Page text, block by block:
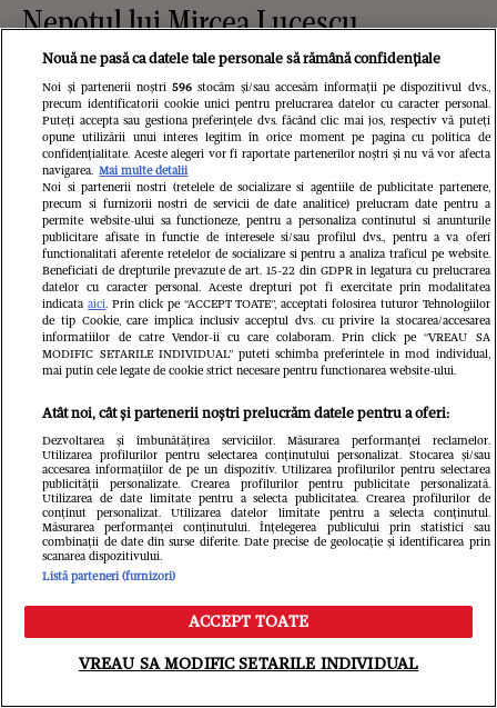
Nepotul lui Mircea Lucescu,
mărturisiri emoționante despre
bunicul său, la trei luni de la moartea
marelui antrenor: „Un om special,
extrem de apropiat de familie”
Povestea fabuloasă a celebrei
fotografii cu Messi și Yamal, de acum
19 ani. Cum a ajuns starul Argentinei
Meniu Caută
Nouă ne pasă ca datele tale personale să rămână confidențiale
Noi și partenerii noștri 596stocăm și/sau accesăm informații pe dispozitivul dvs.,
precum identificatorii cookie unici pentru prelucrarea datelor cu caracter personal.
Puteți accepta sau gestiona preferințele dvs. făcând clic mai jos, respectiv vă puteți
opune utilizării unui interes legitim în orice moment pe pagina cu politica de
confidențialitate. Aceste alegeri vor fi raportate partenerilor noștri și nu vă vor afecta
navigarea. Mai multe detalii
Noi si partenerii nostri (retelele de socializare si agentiile de publicitate partenere,
precum si furnizorii nostri de servicii de date analitice) prelucram date pentru a
permite website-ului sa functioneze, pentru a personaliza continutul si anunturile
publicitare afisate in functie de interesele si/sau profilul dvs., pentru a va oferi
functionalitati aferente retelelor de socializare si pentru a analiza traficul pe website.
Beneficiati de drepturile prevazute de art. 15-22 din GDPR in legatura cu prelucrarea
datelor cu caracter personal. Aceste drepturi pot fi exercitate prin modalitatea
indicataaici. Prin click pe “ACCEPT TOATE”, acceptati folosirea tuturor Tehnologiilor
de tip Cookie, care implica inclusiv acceptul dvs. cu privire la stocarea/accesarea
informatiilor de catre Vendor-ii cu care colaboram. Prin click pe “VREAU SA
MODIFIC SETARILE INDIVIDUAL” puteti schimba preferintele in mod individual,
mai putin cele legate de cookie strict necesare pentru functionarea website-ului.
Atât noi, cât și partenerii noștri prelucrăm datele pentru a oferi:
Dezvoltarea și îmbunătățirea serviciilor. Măsurarea performanței reclamelor.
Utilizarea profilurilor pentru selectarea conținutului personalizat. Stocarea și/sau
accesarea informațiilor de pe un dispozitiv. Utilizarea profilurilor pentru selectarea
publicității personalizate. Crearea profilurilor pentru publicitate personalizată.
Utilizarea de date limitate pentru a selecta publicitatea. Crearea profilurilor de
conținut personalizat. Utilizarea datelor limitate pentru a selecta conținutul.
Măsurarea performanței conținutului. Înțelegerea publicului prin statistici sau
combinații de date din surse diferite. Date precise de geolocație și identificarea prin
scanarea dispozitivului.
Listă parteneri (furnizori)
ACCEPT TOATE
VREAU SA MODIFIC SETARILE INDIVIDUAL